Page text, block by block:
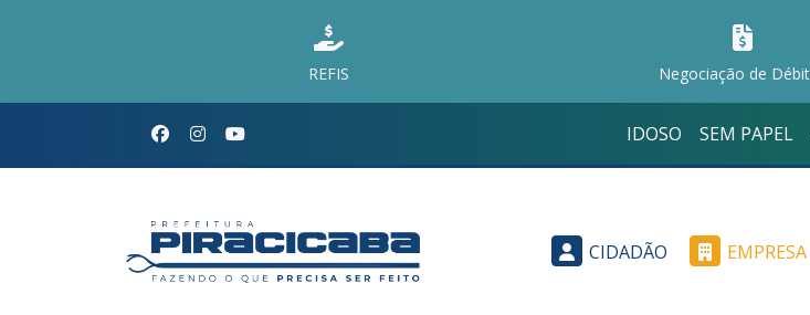
REFIS Negociação de
IDOSO SEM PAPEL
CIDADÃO EMPRESA